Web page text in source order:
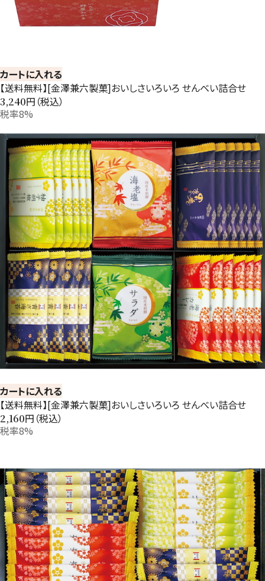
カートに入れる
【送料無料】[金澤兼六製菓]おいしさいろいろ せんべい詰合せ
3,240円（税込）
税率8%
カートに入れる
【送料無料】[金澤兼六製菓]おいしさいろいろ せんべい詰合せ
2,160円（税込）
税率8%